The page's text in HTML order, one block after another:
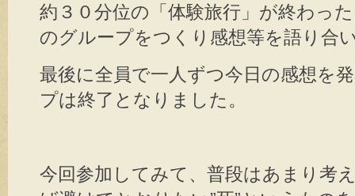
約３０分位の「体験旅行」が終わっ
のグループをつくり感想等を語り合
最後に全員で一人ずつ今日の感想を
プは終了となりました。
今回参加してみて、普段はあまり考